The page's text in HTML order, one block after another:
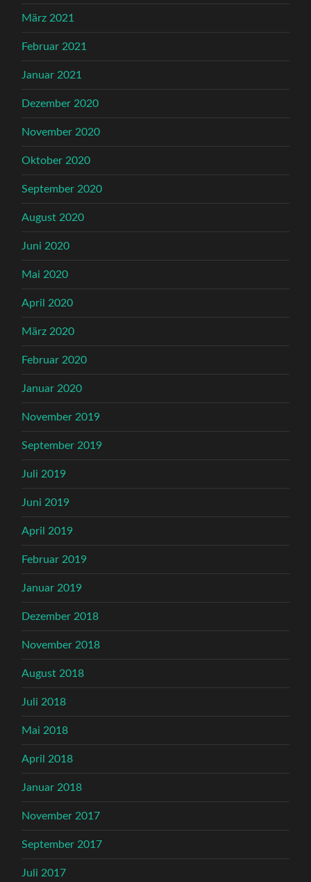
März 2021
Februar 2021
Januar 2021
Dezember 2020
November 2020
Oktober 2020
September 2020
August 2020
Juni 2020
Mai 2020
April 2020
März 2020
Februar 2020
Januar 2020
November 2019
September 2019
Juli 2019
Juni 2019
April 2019
Februar 2019
Januar 2019
Dezember 2018
November 2018
August 2018
Juli 2018
Mai 2018
April 2018
Januar 2018
November 2017
September 2017
Juli 2017